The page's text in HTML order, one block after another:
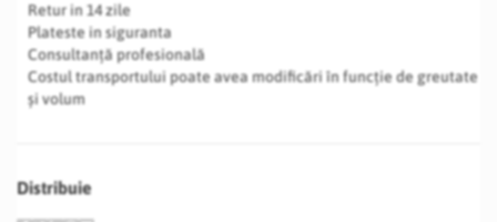
Retur in 14 zile
Plateste in siguranta
Consultanță profesională
Costul transportului poate avea modificări în funcție de greutate
și volum
Distribuie